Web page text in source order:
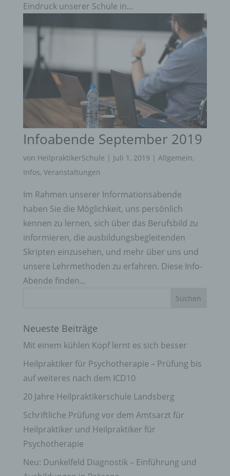
Eindruck unserer Schule in...
Infoabende September 2019
von HeilpraktikerSchule | Juli 1, 2019 | Allgemein,
Infos, Veranstaltungen
Im Rahmen unserer Informationsabende
haben Sie die Möglichkeit, uns persönlich
kennen zu lernen, sich über das Berufsbild zu
informieren, die ausbildungsbegleitenden
Skripten einzusehen, und mehr über uns und
unsere Lehrmethoden zu erfahren. Diese Info-
Abende finden...
Neueste Beiträge
Mit einem kühlen Kopf lernt es sich besser
Heilpraktiker für Psychotherapie – Prüfung bis
auf weiteres nach dem ICD10
20 Jahre Heilpraktikerschule Landsberg
Schriftliche Prüfung vor dem Amtsarzt für
Heilpraktiker und Heilpraktiker für
Psychotherapie
Neu: Dunkelfeld Diagnostik – Einführung und